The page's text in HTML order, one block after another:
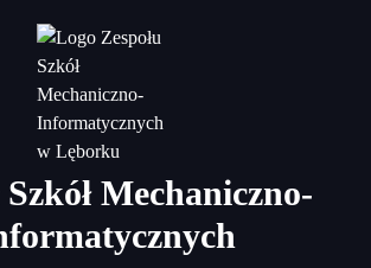
Szkół Mechaniczno-